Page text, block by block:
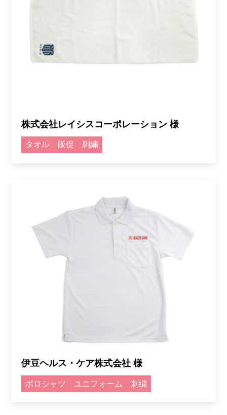
株式会社レイシスコーポレーション 様
タオル 販促 刺繍
伊豆ヘルス・ケア株式会社 様
ポロシャツ ユニフォーム 刺繍